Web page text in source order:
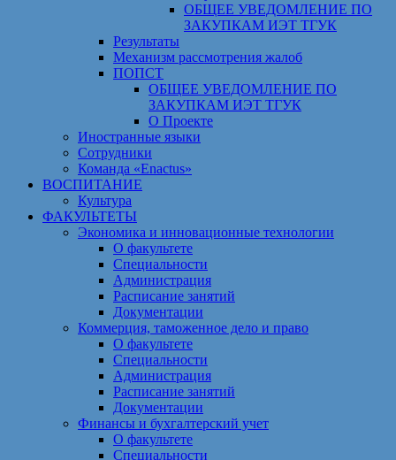
ОБЩЕЕ УВЕДОМЛЕНИЕ ПО
ЗАКУПКАМ ИЭТ ТГУК
Результаты
Механизм рассмотрения жалоб
ПОПСТ
ОБЩЕЕ УВЕДОМЛЕНИЕ ПО
ЗАКУПКАМ ИЭТ ТГУК
О Проекте
Иностранные языки
Сотрудники
Команда «Enactus»
ВОСПИТАНИЕ
Культура
ФАКУЛЬТЕТЫ
Экономика и инновационные технологии
О факультете
Специальности
Администрация
Расписание занятий
Документации
Коммерция, таможенное дело и право
О факультете
Специальности
Администрация
Расписание занятий
Документации
Финансы и бухгалтерский учет
О факультете
Специальности